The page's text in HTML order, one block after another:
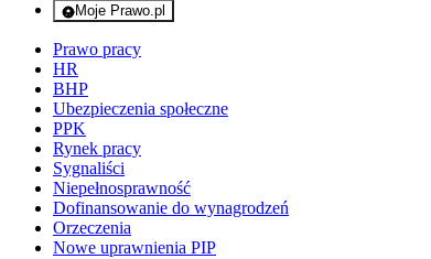
Moje Prawo.pl
- rejestracja i logowanie do serwisu
Prawo pracy
HR
BHP
Ubezpieczenia społeczne
PPK
Rynek pracy
Sygnaliści
Niepełnosprawność
Dofinansowanie do wynagrodzeń
Orzeczenia
Nowe uprawnienia PIP